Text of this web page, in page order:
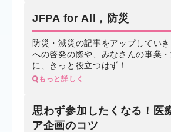
JFPA for All，防災
防災・減災の記事をアップしてい
への啓発の際や、みなさんの事業
に、きっと役立つはず！
もっと詳しく
思わず参加したくなる！医
ア企画のコツ